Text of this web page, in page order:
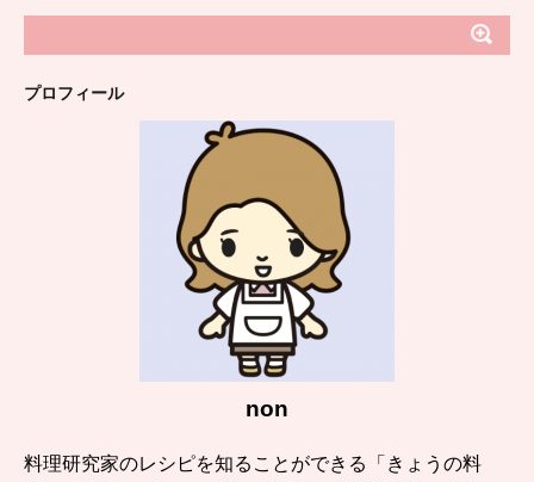
プロフィール
non
料理研究家のレシピを知ることができる「きょうの料